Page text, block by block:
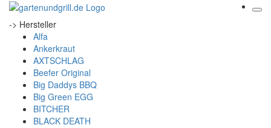
-> Hersteller
Alfa
Ankerkraut
AXTSCHLAG
Beefer Original
Big Daddys BBQ
Big Green EGG
BITCHER
BLACK DEATH